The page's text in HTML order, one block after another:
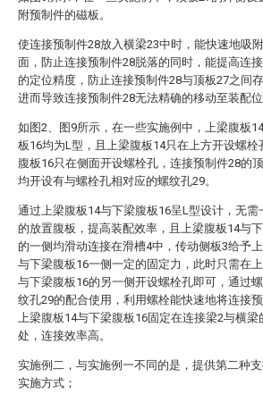
附预制件的磁板。
使连接预制件28放入横梁23中时，能快速地吸
面，防止连接预制件28脱落的同时，能提高连
的定位精度，防止连接预制件28与顶板27之间
进而导致连接预制件28无法精确的移动至装配位
如图2、图9所示，在一些实施例中，上梁腹板
板16均为L型，且上梁腹板14只在上方开设螺栓
腹板16只在侧面开设螺栓孔，连接预制件28的
均开设有与螺栓孔相对应的螺纹孔29。
通过上梁腹板14与下梁腹板16呈L型设计，无需
的放置腹板，提高装配效率，且上梁腹板14与
的一侧均滑动连接在滑槽4中，传动侧板3给予
与下梁腹板16一侧一定的固定力，此时只需在
与下梁腹板16的另一侧开设螺栓孔即可，通过
纹孔29的配合使用，利用螺栓能快速地将连接预
上梁腹板14与下梁腹板16固定在连接梁2与横梁
处，连接效率高。
实施例二，与实施例一不同的是，提供第二种
实施方式；